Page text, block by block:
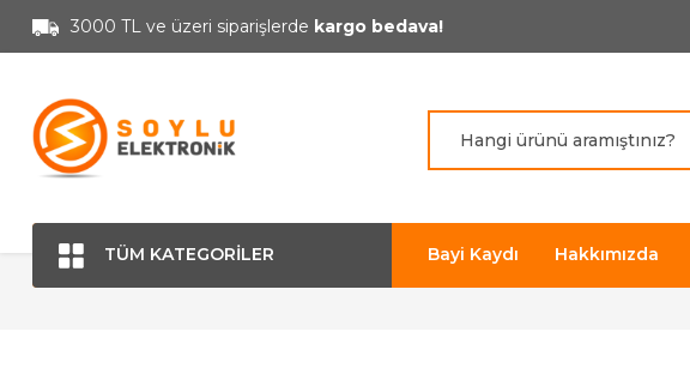
3000 TL ve üzeri siparişlerde kargo bedava!
TÜM KATEGORİLER Bayi Kaydı Hakkımızda